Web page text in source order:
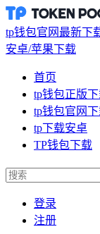
tp钱包官网最新下
安卓/苹果下载
首页
tp钱包正版
tp钱包官网
tp下载安卓
TP钱包下载
登录
注册